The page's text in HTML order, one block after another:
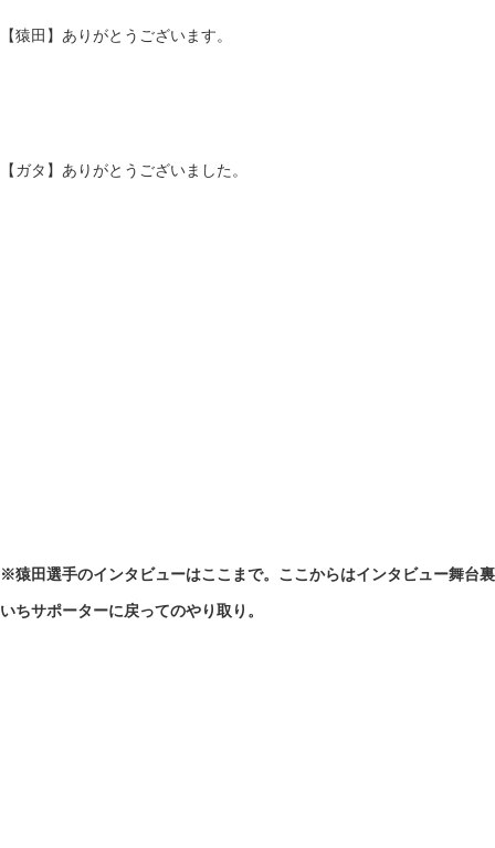
【猿田】ありがとうございます。
【ガタ】ありがとうございました。
※猿田選手のインタビューはここまで。ここからはインタビュー舞台
いちサポーターに戻ってのやり取り。